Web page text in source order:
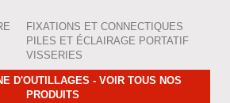
FIXATIONS ET CONNECTIQUES
PILES ET ÉCLAIRAGE PORTATIF
VISSERIES
D'OUTILLAGES - VOIR TOUS NOS
PRODUITS